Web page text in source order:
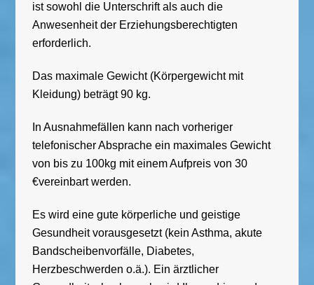
ist sowohl die Unterschrift als auch die
Anwesenheit der Erziehungsberechtigten
erforderlich.
Das maximale Gewicht (Körpergewicht mit
Kleidung) beträgt 90 kg.
In Ausnahmefällen kann nach vorheriger
telefonischer Absprache ein maximales Gewicht
von bis zu 100kg mit einem Aufpreis von 30
€vereinbart werden.
Es wird eine gute körperliche und geistige
Gesundheit vorausgesetzt (kein Asthma, akute
Bandscheibenvorfälle, Diabetes,
Herzbeschwerden o.ä.). Ein ärztlicher